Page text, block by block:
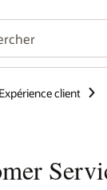
Expérience client